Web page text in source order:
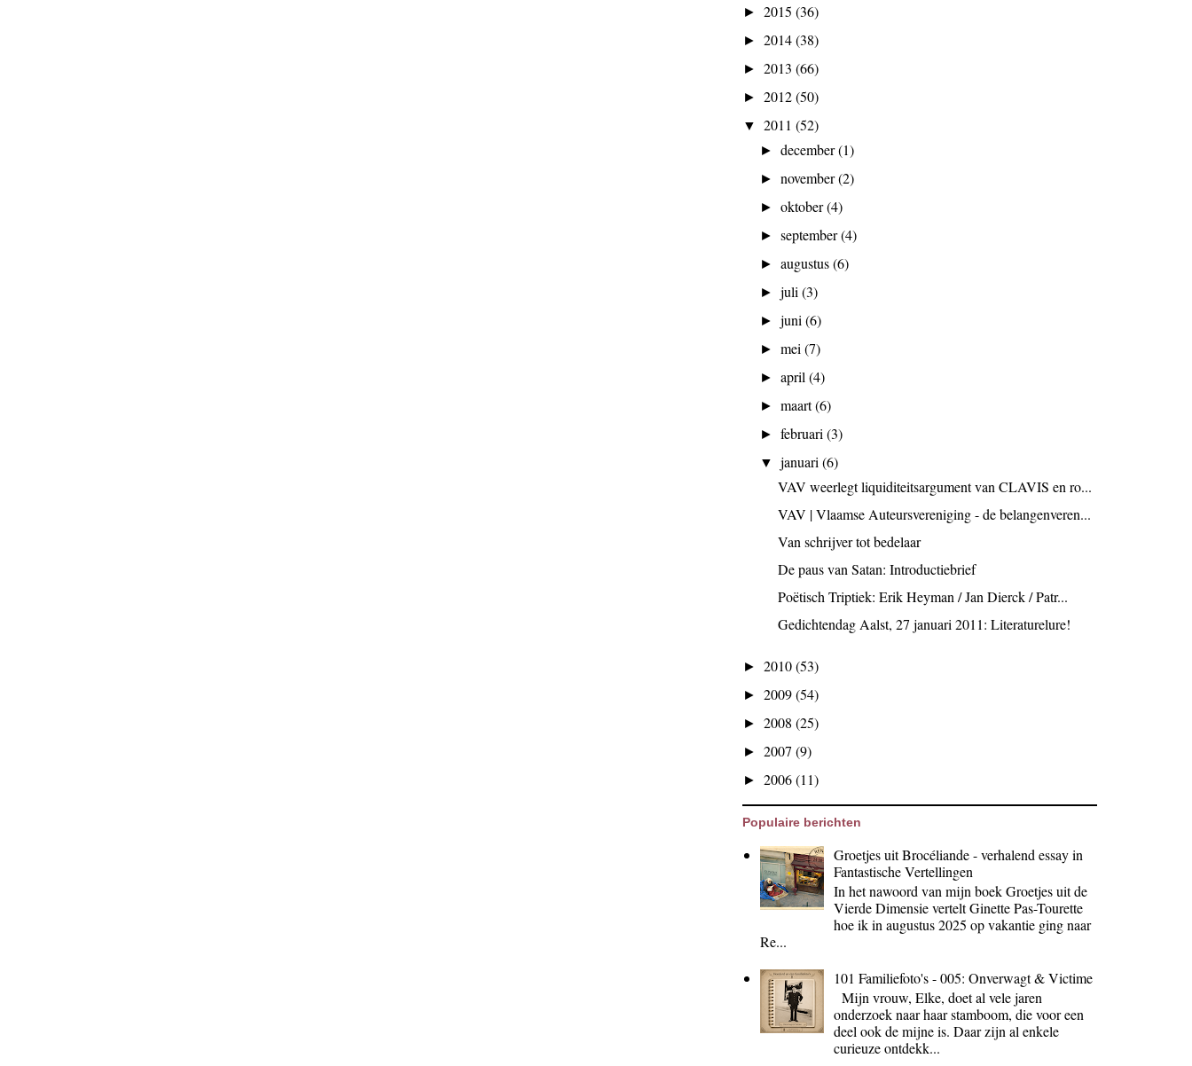
► 2015 (36)
► 2014(38)
► 2013 (66)
► 2012(50)
▼ 2011 (52)
►december(1)
►november(2)
►oktober(4)
►september(4)
►augustus(6)
►juli(3)
►juni(6)
►mei(7)
►april(4)
►maart(6)
►februari(3)
▼januari(6)
VAV weerlegt liquiditeitsargument van CLAVIS en ro...
VAV | Vlaamse Auteursvereniging - de belangenveren...
Van schrijver tot bedelaar
De paus van Satan: Introductiebrief
Poëtisch Triptiek: Erik Heyman / Jan Dierck / Patr...
Gedichtendag Aalst, 27 januari 2011: Literaturelure!
► 2010(53)
► 2009(54)
► 2008 (25)
► 2007 (9)
► 2006(11)
Populaire berichten
Groetjes uit Brocéliande - verhalend essay in
Fantastische Vertellingen
In het nawoord van mijn boek Groetjes uit de
Vierde Dimensie vertelt Ginette Pas-Tourette
hoe ik in augustus 2025 op vakantie ging naar
Re...
101 Familiefoto's - 005: Onverwagt & Victime
Mijn vrouw, Elke, doet al vele jaren
onderzoek naar haar stamboom, die voor een
deel ook de mijne is. Daar zijn al enkele
curieuze ontdekk...